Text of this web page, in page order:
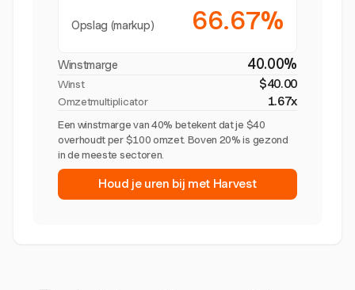
Opslag (markup) 66.67%
Winstmarge 40.00%
Winst $40.00
Omzetmultiplicator 1.67x
Een winstmarge van 40% betekent dat je $40
overhoudt per $100 omzet. Boven 20% is gezond
in de meeste sectoren.
Houd je uren bij met Harvest